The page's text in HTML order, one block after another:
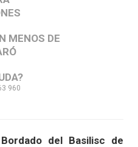
MENOS DE
960
del Basilisc de